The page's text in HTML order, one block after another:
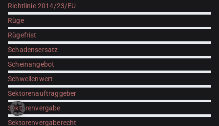
Richtlinie 2014/23/EU
Rüge
Rügefrist
Schadensersatz
Scheinangebot
Schwellenwert
Sektorenauftraggeber
Sektorenvergabe
Sektorenvergaberecht